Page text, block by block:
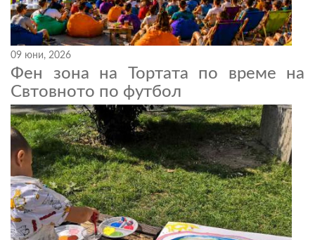
09 юни, 2026
Фен зона на Тортата по време на
Свтовното по футбол